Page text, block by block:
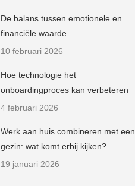
De balans tussen emotionele en
financiële waarde
10 februari 2026
Hoe technologie het
onboardingproces kan verbeteren
4 februari 2026
Werk aan huis combineren met een
gezin: wat komt erbij kijken?
19 januari 2026